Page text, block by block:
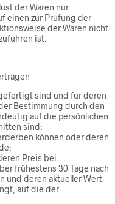
der Waren nur
einen zur Prüfung der
der Waren nicht
ist.
sind und für deren
Bestimmung durch den
auf die persönlichen
sind;
können oder deren
Preis bei
frühestens 30 Tage nach
und deren aktueller Wert
auf die der